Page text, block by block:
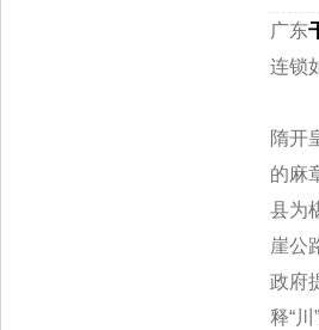
广东
连锁
隋开
的麻
县为
崖公
政府
释“川